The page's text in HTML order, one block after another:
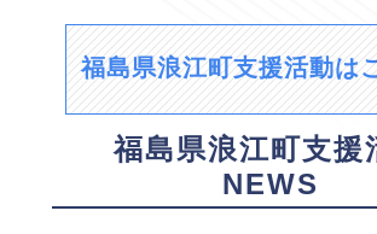
福島県浪江町支援活動は
福島県浪江町支援
NEWS